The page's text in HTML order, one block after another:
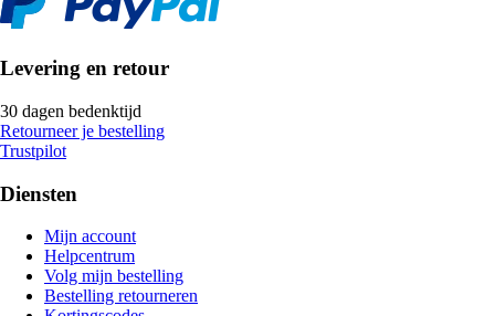
Levering en retour
30 dagen bedenktijd
Retourneer je bestelling
Trustpilot
Diensten
Mijn account
Helpcentrum
Volg mijn bestelling
Bestelling retourneren